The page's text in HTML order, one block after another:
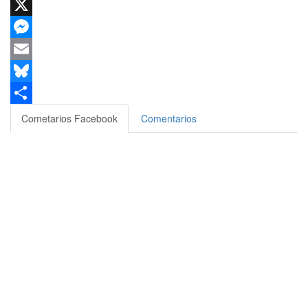
WhatsApp
X
Messenger
Email
Bluesky
Compartir
Cometarios Facebook Comentarios